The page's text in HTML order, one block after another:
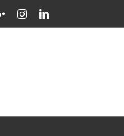
Google+InstagramLinkedin